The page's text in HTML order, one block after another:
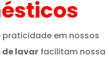
em nossos
lavar facilitam nossa